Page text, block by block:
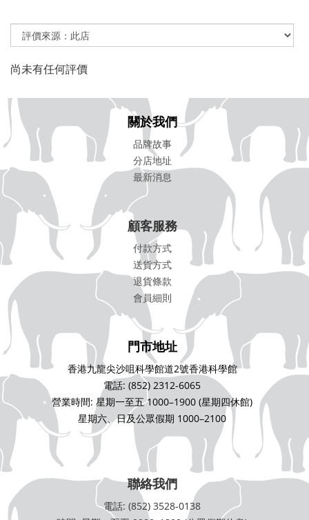
尚未有任何評價
關於我們
品牌故事
分店地址
最新消息
顧客服務
付款方式
送貨方式
退貨條款
會員細則
門市地址
香港九龍尖沙咀科學館道2號香港科學館
電話: (852) 2312-6065
營業時間: 星期一至五 1000–1900 (星期四休館)
星期六、日及公眾假期 1000–2100
聯絡我們
電話: (852) 3528-0138